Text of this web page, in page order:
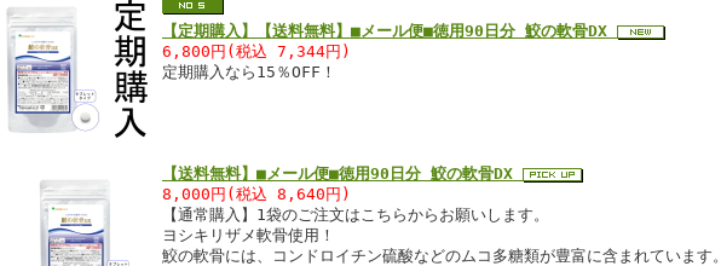
【定期購入】【送料無料】■メール便■徳用90日分 鮫の軟骨DX
6,800円(税込 7,344円)
定期購入なら15％OFF！
【送料無料】■メール便■徳用90日分 鮫の軟骨DX
8,000円(税込 8,640円)
【通常購入】1袋のご注文はこちらからお願いします。
ヨシキリザメ軟骨使用！
鮫の軟骨には、コンドロイチン硫酸などのムコ多糖類が豊富に含まれています。